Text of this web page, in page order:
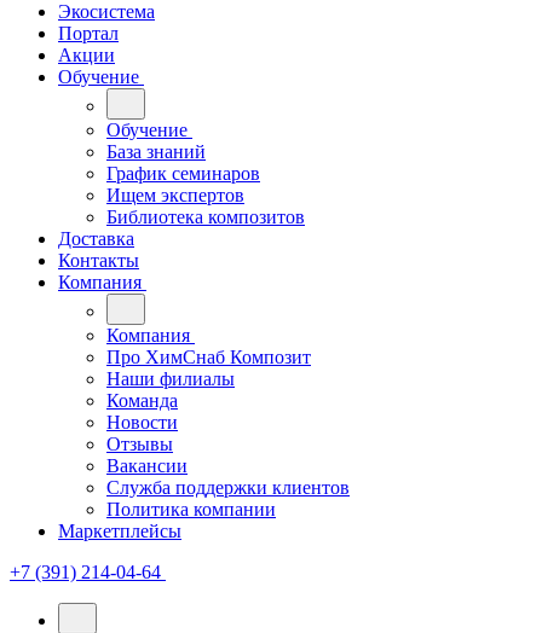
Экосистема
Портал
Акции
Обучение
Обучение
База знаний
График семинаров
Ищем экспертов
Библиотека композитов
Доставка
Контакты
Компания
Компания
Про ХимСнаб Композит
Наши филиалы
Команда
Новости
Отзывы
Вакансии
Служба поддержки клиентов
Политика компании
Маркетплейсы
+7 (391) 214-04-64